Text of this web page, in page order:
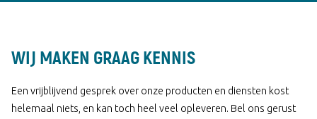
WIJ MAKEN GRAAG KENNIS
Een vrijblijvend gesprek over onze producten en diensten kost
helemaal niets, en kan toch heel veel opleveren. Bel ons gerust